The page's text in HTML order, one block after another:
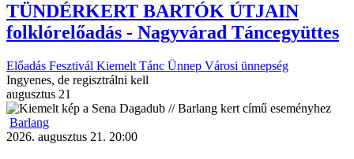
TÜNDÉRKERT BARTÓK ÚTJAIN
folklórelőadás - Nagyvárad Táncegyüttes
Előadás Fesztivál Kiemelt Tánc Ünnep Városi ünnepség
Ingyenes, de regisztrálni kell
augusztus 21
Barlang
2026. augusztus 21. 20:00